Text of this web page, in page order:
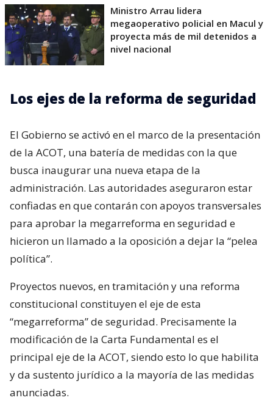
Ministro Arrau lidera
megaoperativo policial en Macul y
proyecta más de mil detenidos a
nivel nacional
Los ejes de la reforma de seguridad
El Gobierno se activó en el marco de la presentación
de la ACOT, una batería de medidas con la que
busca inaugurar una nueva etapa de la
administración. Las autoridades aseguraron estar
confiadas en que contarán con apoyos transversales
para aprobar la megarreforma en seguridad e
hicieron un llamado a la oposición a dejar la “pelea
política”.
Proyectos nuevos, en tramitación y una reforma
constitucional constituyen el eje de esta
“megarreforma” de seguridad. Precisamente la
modificación de la Carta Fundamental es el
principal eje de la ACOT, siendo esto lo que habilita
y da sustento jurídico a la mayoría de las medidas
anunciadas.